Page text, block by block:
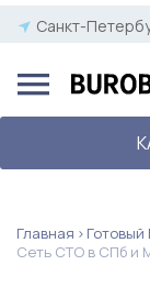
Санкт-
Главная Готовый
Сеть СТО в СПб и